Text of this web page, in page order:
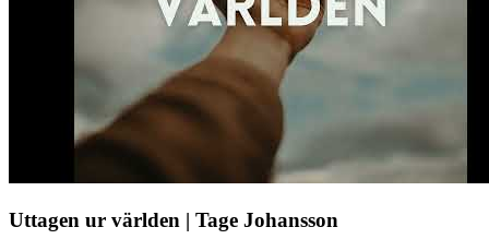
Uttagen ur världen | Tage Johansson